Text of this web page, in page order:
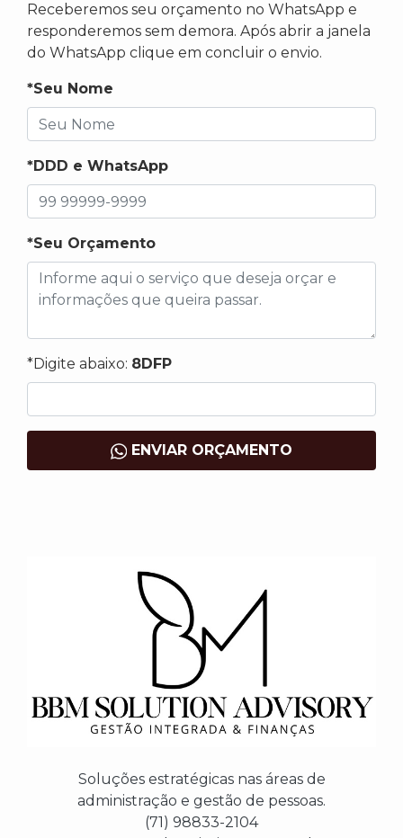
Receberemos seu orçamento no WhatsApp e
responderemos sem demora. Após abrir a janela
do WhatsApp clique em concluir o envio.
*Seu Nome
*DDD e WhatsApp
*Seu Orçamento
*Digite abaixo: 8DFP
ENVIAR ORÇAMENTO
Soluções estratégicas nas áreas de
administração e gestão de pessoas.
(71) 98833-2104